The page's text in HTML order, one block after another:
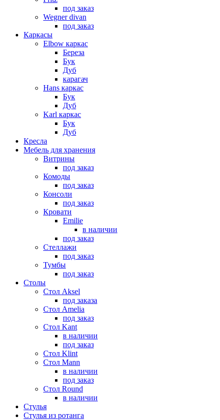
под заказ
Wegner divan
под заказ
Каркасы
Elbow каркас
Береза
Бук
Дуб
карагач
Hans каркас
Бук
Дуб
Karl каркас
Бук
Дуб
Кресла
Мебель для хранения
Витрины
под заказ
Комоды
под заказ
Консоли
под заказ
Кровати
Emilie
в наличии
под заказ
Стеллажи
под заказ
Тумбы
под заказ
Столы
Стол Aksel
под заказа
Стол Amelia
под заказ
Стол Kant
в наличии
под заказ
Стол Klint
Стол Mann
в наличии
под заказ
Стол Round
в наличии
Стулья
Стулья из ротанга